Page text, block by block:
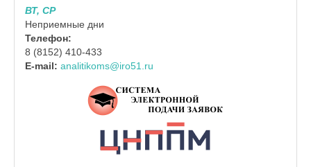
ВТ, СР
Неприемные дни
Телефон:
8 (8152) 410-433
E-mail: analitikoms@iro51.ru